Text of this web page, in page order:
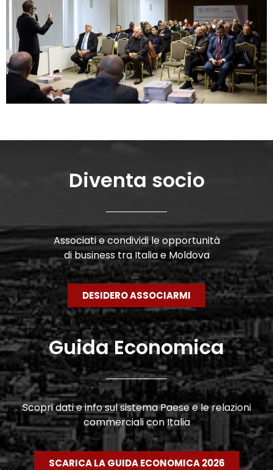
Diventa socio
Associati e condividi le opportunità
di business tra Italia e Moldova
DESIDERO ASSOCIARMI
Guida Economica
Scopri dati e info sul sistema Paese e le relazioni
commerciali con Italia
SCARICA LA GUIDA ECONOMICA 2026